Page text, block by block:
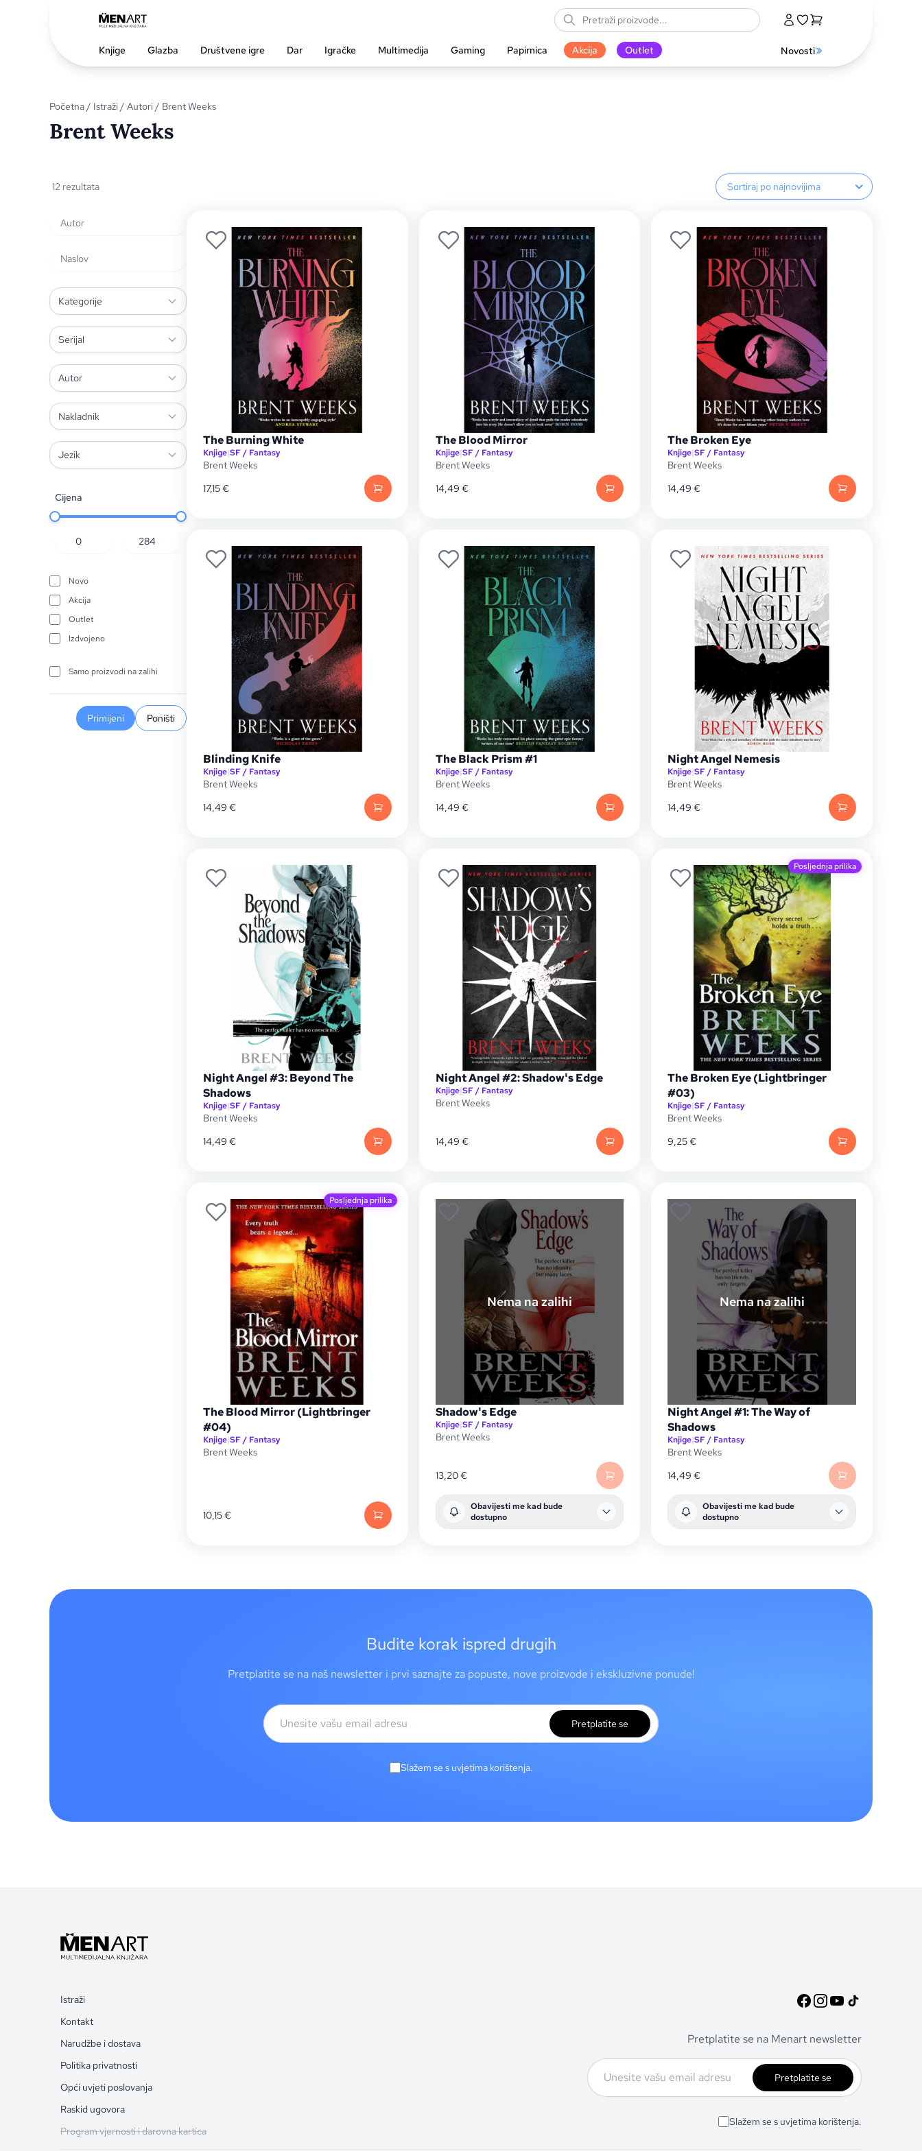
Knjige Glazba Društvene igre Dar Igračke Multimedija Gaming Papirnica Akcija Outlet Novosti
Početna/ Istraži/ Autori/ Brent Weeks
Brent Weeks
12 rezultata Sortiranje proizvoda
Kategorije
Serijal
Autor
Nakladnik
Jezik
Cijena
Novo
Akcija
Outlet
Izdvojeno
Samo proizvodi na zalihi
Primijeni Poništi
The Burning White
Knjige|SF / Fantasy
Brent Weeks
17,15€
The Blood Mirror
Knjige|SF / Fantasy
Brent Weeks
14,49 €
The Broken Eye
Knjige|SF / Fantasy
Brent Weeks
14,49€
Blinding Knife
Knjige|SF / Fantasy
Brent Weeks
14,49 €
The Black Prism #1
Knjige|SF / Fantasy
Brent Weeks
14,49 €
Night Angel Nemesis
Knjige|SF / Fantasy
Brent Weeks
14,49€
Night Angel #3: Beyond The
Shadows
Knjige|SF / Fantasy
Brent Weeks
14,49 €
Night Angel #2: Shadow's Edge
Knjige|SF / Fantasy
Brent Weeks
14,49 €
Posljednja prilika
The Broken Eye (Lightbringer
#03)
Knjige|SF / Fantasy
Brent Weeks
9,25€
Posljednja prilika
The Blood Mirror (Lightbringer
#04)
Knjige|SF / Fantasy
Brent Weeks
10,15€
Nema na zalihi
Shadow's Edge
Knjige|SF / Fantasy
Brent Weeks
13,20€
Obavijesti me kad bude
dostupno
Nema na zalihi
Night Angel #1: The Way of
Shadows
Knjige|SF / Fantasy
Brent Weeks
14,49€
Obavijesti me kad bude
dostupno
Budite korak ispred drugih
Pretplatite se na naš newsletter i prvi saznajte za popuste, nove proizvode i ekskluzivne ponude!
Pretplatite se
Slažem se s uvjetima korištenja.
Istraži
Kontakt
Narudžbe i dostava
Politika privatnosti
Opći uvjeti poslovanja
Raskid ugovora
Program vjernosti i darovna kartica
Pretplatite se na Menart newsletter
Pretplatite se
Slažem se s uvjetima korištenja.